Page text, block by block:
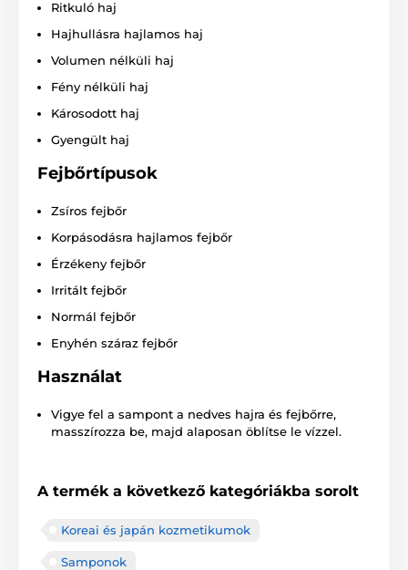
Ritkuló haj
Hajhullásra hajlamos haj
Volumen nélküli haj
Fény nélküli haj
Károsodott haj
Gyengült haj
Fejbőrtípusok
Zsíros fejbőr
Korpásodásra hajlamos fejbőr
Érzékeny fejbőr
Irritált fejbőr
Normál fejbőr
Enyhén száraz fejbőr
Használat
Vigye fel a sampont a nedves hajra és fejbőrre,
masszírozza be, majd alaposan öblítse le vízzel.
A termék a következő kategóriákba sorolt
Koreai és japán kozmetikumok
Samponok